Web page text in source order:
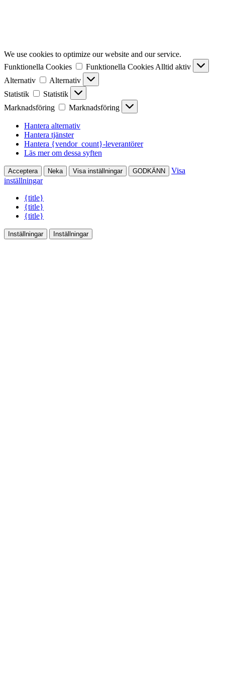
We use cookies to optimize our website and our service.
Funktionella Cookies
Funktionella Cookies Alltid aktiv
Alternativ
Alternativ
Statistik
Statistik
Marknadsföring
Marknadsföring
Hantera alternativ
Hantera tjänster
Hantera {vendor_count}-leverantörer
Läs mer om dessa syften
Acceptera Neka Visa inställningar GODKÄNN
Visa
inställningar
{title}
{title}
{title}
Inställningar Inställningar